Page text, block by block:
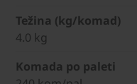
Težina (kg/komad)
4.0 kg
Komada po paleti